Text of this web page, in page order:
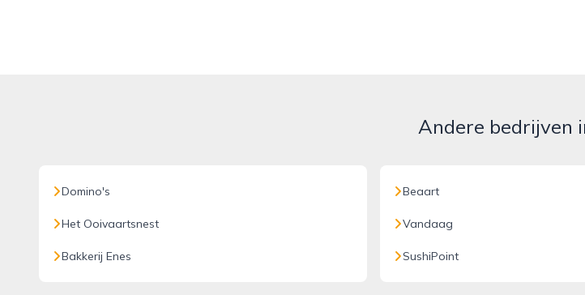
Andere bedrijven
Domino's
Het Ooivaartsnest
Bakkerij Enes
Beaart
Vandaag
SushiPoint